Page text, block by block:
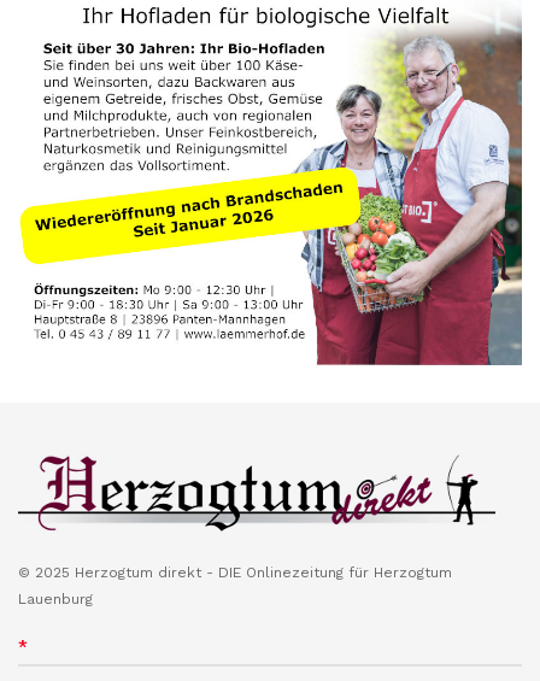
© 2025 Herzogtum direkt - DIE Onlinezeitung für Herzogtum
Lauenburg
*